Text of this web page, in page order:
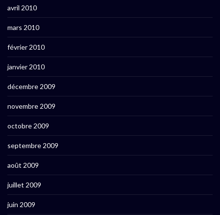
avril 2010
mars 2010
février 2010
janvier 2010
décembre 2009
novembre 2009
octobre 2009
septembre 2009
août 2009
juillet 2009
juin 2009